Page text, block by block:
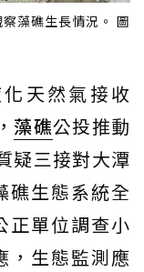
藻礁生長情況。 圖
天然氣接收
藻礁公投推動
疑三接對大潭
礁生態系統全
正單位調查小
，生態監測應